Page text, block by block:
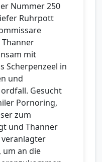
Nummer 250
Ruhrpott
mit
Scherpenzeel in
und
Gesucht
Pornoring,
zum
und Thanner
um an die